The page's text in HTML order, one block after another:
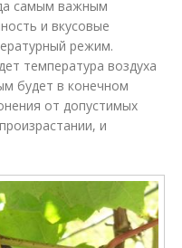
самым важным
и вкусовые
режим.
температура воздуха
будет в конечном
от допустимых
и